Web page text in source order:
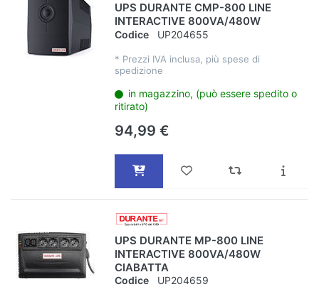
UPS DURANTE CMP-800 LINE
INTERACTIVE 800VA/480W
Codice UP204655
* Prezzi IVA inclusa, più spese di
spedizione
in magazzino, (può essere spedito o
ritirato)
94,99 €
UPS DURANTE MP-800 LINE
INTERACTIVE 800VA/480W
CIABATTA
Codice UP204659